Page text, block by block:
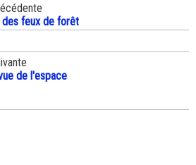
des feux de forêt
de l'espace